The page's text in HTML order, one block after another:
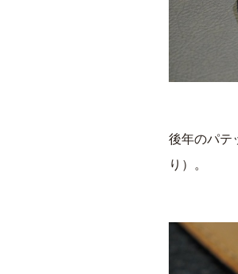
後年のパテ
り）。